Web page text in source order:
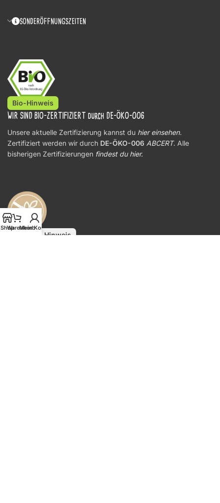
SONDERÖFFNUNGSZEITEN
Bio-Hinweis
WIR SIND BIO-ZERTIFIZIERT durch DE-ÖKO-006
Unsere aktuelle Zertifizierung kannst du hier einsehen.
Zertifiziert werden wir durch DE-ÖKO-006 ABCERT. Alle
bisherigen Zertifizierungen findest du hier.
Allergen-Hinweis
ShopWarenkorb
Mein Konto